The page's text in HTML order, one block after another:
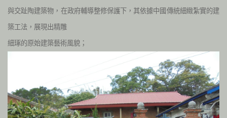
與交趾陶建築物，在政府輔導整修保護下，其依據中國傳統細緻紮實的建
築工法，展現出精雕
細琢的原始建築藝術風貌；